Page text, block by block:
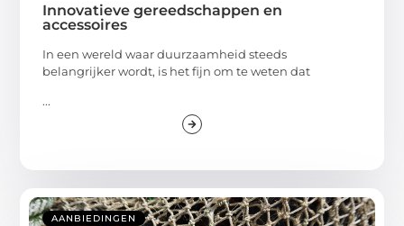
Innovatieve gereedschappen en
accessoires
In een wereld waar duurzaamheid steeds
belangrijker wordt, is het fijn om te weten dat
...
AANBIEDINGEN